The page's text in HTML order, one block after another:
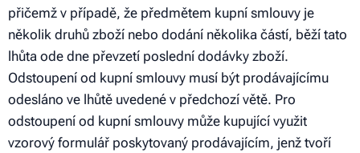
přičemž v případě, že předmětem kupní smlouvy je
několik druhů zboží nebo dodání několika částí, běží tato
lhůta ode dne převzetí poslední dodávky zboží.
Odstoupení od kupní smlouvy musí být prodávajícímu
odesláno ve lhůtě uvedené v předchozí větě. Pro
odstoupení od kupní smlouvy může kupující využit
vzorový formulář poskytovaný prodávajícím, jenž tvoří